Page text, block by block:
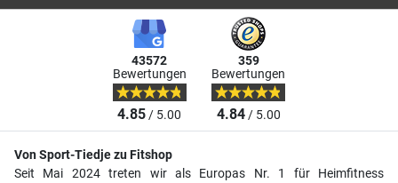
43572
Bewertungen
4.85/ 5.00
359
Bewertungen
4.84/ 5.00
Von Sport-Tiedje zu Fitshop
Seit Mai 2024 treten wir als Europas Nr. 1 für Heimfitness